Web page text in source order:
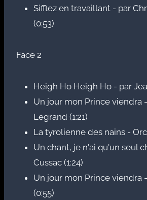
Sifflez en travaillant - par
(0:53)
Face 2
Heigh Ho Heigh Ho - par
Un jour mon Prince viendra
Legrand (1:21)
La tyrolienne des nains -
Un chant, je n'ai qu'un seul
Cussac (1:24)
Un jour mon Prince viendra
(0:55)